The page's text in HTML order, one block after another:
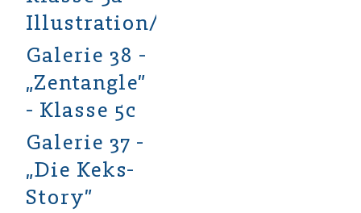
Illustration/Aquarell
Galerie 38 -
„Zentangle”
- Klasse 5c
Galerie 37 -
„Die Keks-
Story”